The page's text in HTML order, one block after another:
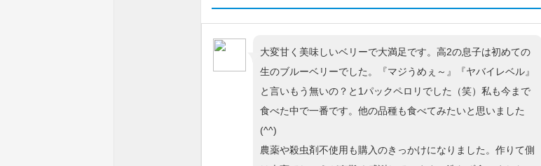
大変甘く美味しいベリーで大満足です。高2の息子は初めての
生のブルーベリーでした。『マジうめぇ～』『ヤバイレベル』
と言いもう無いの？と1パックペロリでした（笑）私も今まで
食べた中で一番です。他の品種も食べてみたいと思いました
(^^)
農薬や殺虫剤不使用も購入のきっかけになりました。作りて側